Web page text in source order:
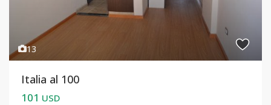
13
Italia al 100
101 USD